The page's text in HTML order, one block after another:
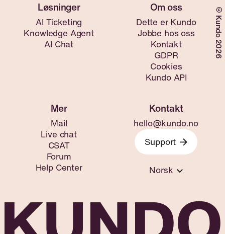
©Kundo 2026
AI Ticketing
Knowledge Agent
AI Chat
Dette er Kundo
Jobbe hos oss
Kontakt
GDPR
Cookies
Kundo API
Mail
Live chat
CSAT
Forum
Help Center
hello@kundo.no
Support
Norsk